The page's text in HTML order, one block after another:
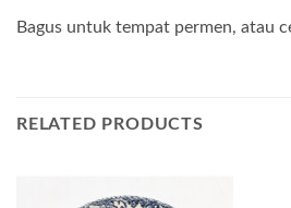
Bagus untuk tempat permen, atau
RELATED PRODUCTS